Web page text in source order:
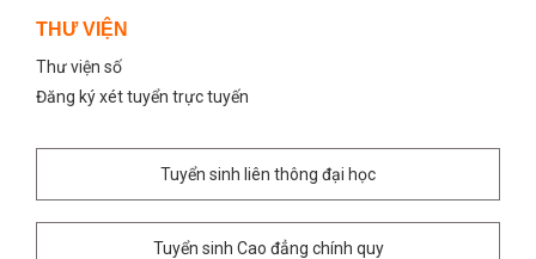
THƯ VIỆN
Thư viện số
Đăng ký xét tuyển trực tuyến
Tuyển sinh liên thông đại học
Tuyển sinh Cao đẳng chính quy